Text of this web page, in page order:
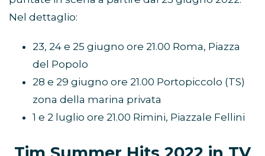
Nel dettaglio:
23, 24 e 25 giugno ore 21.00 Roma, Piazza
del Popolo
28 e 29 giugno ore 21.00 Portopiccolo (TS)
zona della marina privata
1 e 2 luglio ore 21.00 Rimini, Piazzale Fellini